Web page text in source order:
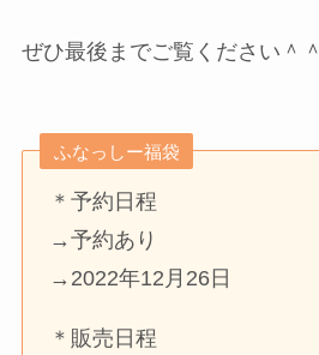
ぜひ最後までご覧ください＾＾
ふなっしー福袋
＊予約日程
→予約あり
→2022年12月26日
＊販売日程